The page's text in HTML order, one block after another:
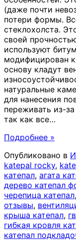
(даже почти
потери формы.
стеклохолста.
своей
используют
модифицирован
основу кладут
натуральные
для нанесения
переживать из-
так как все…
Подробнее »
Опубликовано в
katepal rocky,
катепал, агата
дерево катепал
черепица катепал,
отзывы,
крыша катепал,
гибкая кровля
катепал